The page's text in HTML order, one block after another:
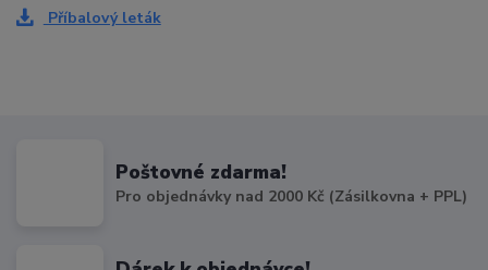
Příbalový leták
Poštovné zdarma!
Pro objednávky nad 2000 Kč (Zásilkovna + PPL)